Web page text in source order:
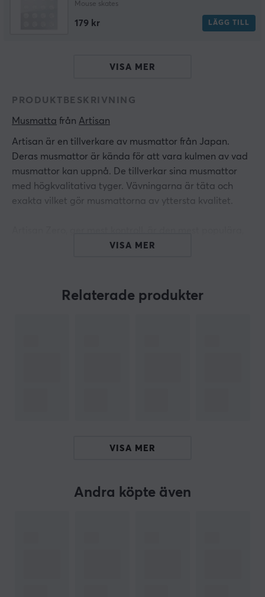
Mouse skates
179 kr LÄGG TILL
VISA MER
PRODUKTBESKRIVNING
Musmatta från Artisan
Artisan är en tillverkare av musmattor från Japan.
Deras musmattor är kända för att vara kulmen av vad
musmattor kan uppnå. De tillverkar sina musmattor
med högkvalitativa tyger. Vävningarna är täta och
exakta vilket gör musmattorna av yttersta kvalitet.
långsammaste av dem alla och används av många
mycket exakta aimare som behöver siktet att gå precis
dit de vill. Detta är den ultimata musmattan för många
kudde vilket ger mer kontroll och stoppkraft. MID
VISA MER
Relaterade produkter
VISA MER
Andra köpte även